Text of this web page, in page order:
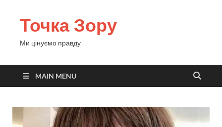
Точка Зору
Ми цінуємо правду
MAIN MENU